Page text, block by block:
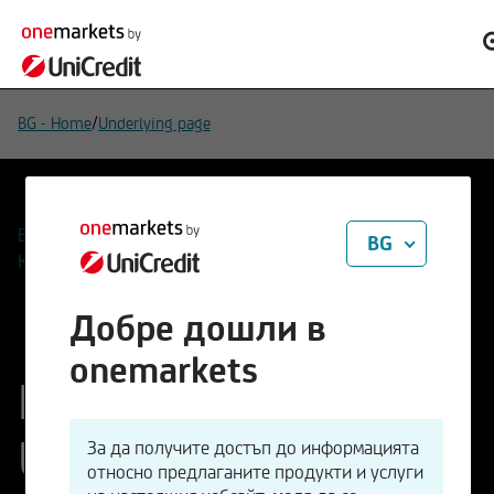
BG - Home/Underlying page
Въпроси
Контакти
Kreditwürdigkeit der
United States of
BG
Добре дошли в
onemarkets
За да получите достъп до информацията
относно предлаганите продукти и услуги